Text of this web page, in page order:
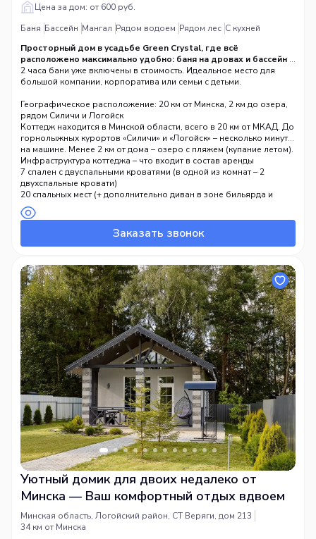
Цена за дом: от 600 руб.
Баня Бассейн Мангал Рядом водоем Рядом лес С кухней
Просторный дом в усадьбе Green Crystal, где всё
расположено максимально удобно: баня на дровах и бассейн с
гейзером и водопадом находятся прямо в доме
2 часа бани уже включены в стоимость. Идеальное место для
большой компании, корпоратива или семьи с детьми.
Географическое расположение: 20 км от Минска, 2 км до озера,
рядом Силичи и Логойск
Коттедж находится в Минской области, всего в 20 км от МКАД. До
горнолыжных курортов «Силичи» и «Логойск» – несколько минут
на машине. Менее 2 км от дома – озеро с пляжем (купание летом).
Рядом лес, пруд на территории, свежий воздух.
Инфраструктура коттеджа – что входит в состав аренды
7 спален с двуспальными кроватями (в одной из комнат – 2
двухспальные кровати)
20 спальных мест (+ дополнительно диван в зоне бильярда и
диван на 1 этаже)
Баня на дровах – 2 часа включены, находится прямо в доме
Бассейн с гейзером и водопадом (без подогрева, возможен
Бильярд
Камин
Телевизор, саундбар
Индукционная плита, микроволновая печь, чайник
Полотенца, фен
Wi-Fi
Парковка на участке
Заказать звонок
Уютный домик для двоих недалеко от
Минска — Ваш комфортный отдых вдвоем
Минская область, Логойский район, СТ Веряги, дом 213
34 км от Минска